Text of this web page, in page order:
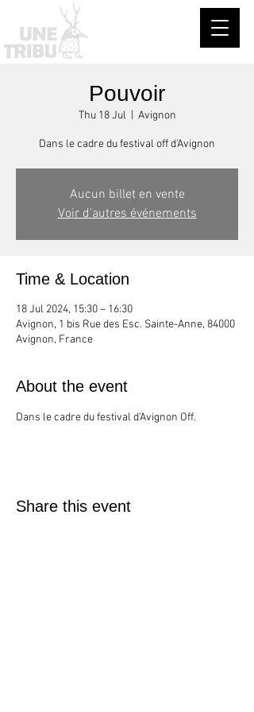
Pouvoir
Thu 18 Jul Avignon
Dans le cadre du festival off d'Avignon
Aucun billet en vente
Voir d'autres événements
Time & Location
18 Jul 2024, 15:30 – 16:30
Avignon, 1 bis Rue des Esc. Sainte-Anne, 84000
Avignon, France
About the event
Dans le cadre du festival d'Avignon Off.
Share this event